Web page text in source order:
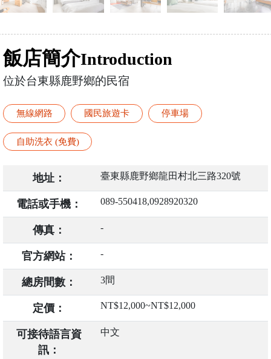
飯店簡介Introduction
位於台東縣鹿野鄉的民宿
無線網路 國民旅遊卡 停車場
自助洗衣 (免費)
地址： 臺東縣鹿野鄉龍田村北三路320號
電話或手機： 089-550418,0928920320
傳真： -
官方網站： -
總房間數： 3間
定價： NT$12,000~NT$12,000
可接待語言資
訊：
中文